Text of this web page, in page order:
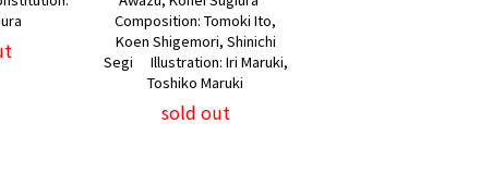
Composition: Tomoki Ito,
Koen Shigemori, Shinichi
Segi Illustration: Iri Maruki,
Toshiko Maruki
sold out